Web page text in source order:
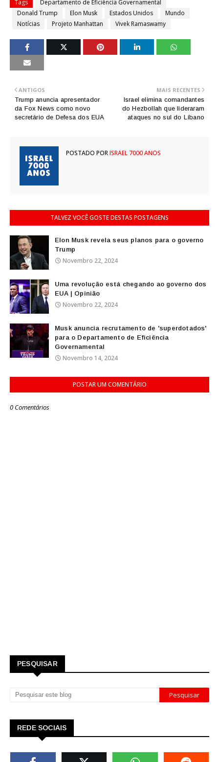
Tags
Departamento de Eficiência Governamental
Donald Trump
Elon Musk Estados Unidos
Mundo
Notícias
Projeto Manhattan Vivek Ramaswamy
MAIS RECENTES
Israel elimina comandantes
do Hezbollah que lideraram
ataques no sul do Líbano
ANTIGOS
Trump anuncia apresentador
da Fox News como novo
secretário de Defesa dos EUA
POSTADO PORISRAEL 7000 ANOS
TALVEZ VOCÊ GOSTE DESTAS POSTAGENS
Elon Musk revela seus planos para o governo
Trump
Novembro 22, 2024
Uma revolução está chegando ao governo dos
EUA | Opinião
Novembro 22, 2024
Musk anuncia recrutamento de 'superdotados'
para o Departamento de Eficiência
Governamental
Novembro 14, 2024
POSTAR UM COMENTÁRIO
0 Comentários
PESQUISAR
REDE SOCIAIS